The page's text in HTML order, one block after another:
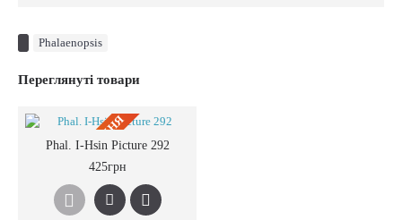
Phalaenopsis
Переглянуті товари
ПIД ЗАМОВЛЕННЯ
Phal. I-Hsin Picture 292
425грн